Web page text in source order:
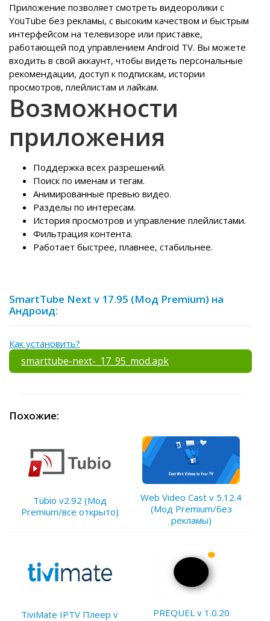
Приложение позволяет смотреть видеоролики с
YouTube без рекламы, с высоким качеством и быстрым
интерфейсом на телевизоре или приставке,
работающей под управлением Android TV. Вы можете
входить в свой аккаунт, чтобы видеть персональные
рекомендации, доступ к подпискам, истории
просмотров, плейлистам и лайкам.
Возможности
приложения
Поддержка всех разрешений.
Поиск по именам и тегам.
Анимированные превью видео.
Разделы по интересам.
История просмотров и управление плейлистами.
Фильтрация контента.
Работает быстрее, плавнее, стабильнее.
SmartTube Next v 17.95 (Мод Premium) на
Андроид:
Как установить?
smarttube-next-_17_95_mod.apk
Похожие:
Tubio v2.92 (Мод
Premium/все открыто)
Web Video Cast v 5.12.4
(Мод Premium/без
рекламы)
TiviMate IPTV Плеер v
PREQUEL v 1.0.20